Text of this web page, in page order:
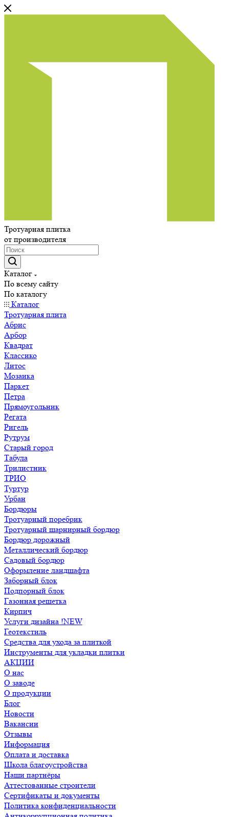
Тротуарная плитка
от производителя
Каталог
По всему сайту
По каталогу
Каталог
Тротуарная плита
Абрис
Арбор
Квадрат
Классико
Литос
Мозаика
Паркет
Петра
Прямоугольник
Регата
Ригель
Рутрум
Старый город
Табула
Трилистник
ТРИО
Туртур
Урбан
Бордюры
Тротуарный поребрик
Тротуарный шарнирный бордюр
Бордюр дорожный
Металлический бордюр
Садовый бордюр
Оформление ландшафта
Заборный блок
Подпорный блок
Газонная решетка
Кирпич
Услуги дизайна !NEW
Геотекстиль
Средства для ухода за плиткой
Инструменты для укладки плитки
АКЦИИ
О нас
О заводе
О продукции
Блог
Новости
Вакансии
Отзывы
Информация
Оплата и доставка
Школа благоустройства
Наши партнёры
Аттестованные строители
Сертификаты и документы
Политика конфиденциальности